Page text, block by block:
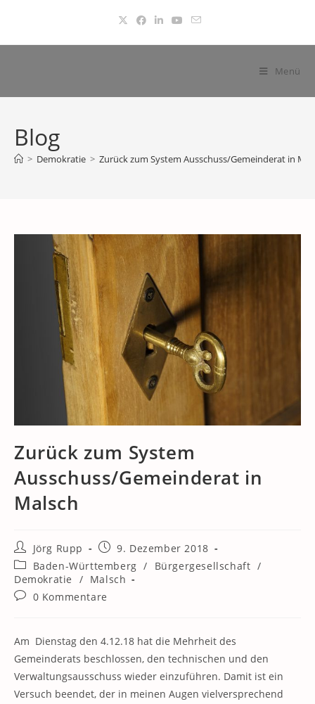
springen
Menü
Blog
> Demokratie > Zurück zum System Ausschuss/Gemeinderat in
Zurück zum System
Ausschuss/Gemeinderat in
Malsch
Beitrags-
Autor:
Jörg Rupp
Beitrag
veröffentlicht:
9. Dezember 2018
Beitrags-
Kategorie:
Baden-Württemberg / Bürgergesellschaft /
Demokratie
/ Malsch
Beitrags-
0 Kommentare
Am Dienstag den 4.12.18 hat die Mehrheit des
Gemeinderats beschlossen, den technischen und den
Verwaltungsausschuss wieder einzuführen. Damit ist ein
Versuch beendet, der in meinen Augen vielversprechend